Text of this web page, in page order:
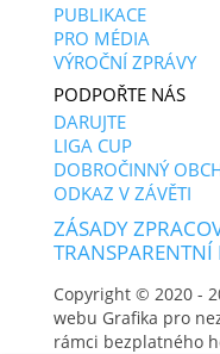
PUBLIKACE
PRO MÉDIA
VÝROČNÍ ZPRÁVY
PODPOŘTE NÁS
DARUJTE
LIGA CUP
DOBROČINNÝ
ODKAZ V ZÁVĚTI
ZÁSADY
TRANSPARENTNÍ
Copyright © 2020 -
webu Grafika pro
rámci bezplatného